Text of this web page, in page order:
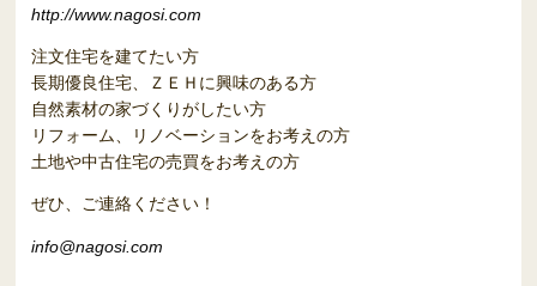
http://www.nagosi.com
注文住宅を建てたい方
長期優良住宅、ＺＥＨに興味のある方
自然素材の家づくりがしたい方
リフォーム、リノベーションをお考えの方
土地や中古住宅の売買をお考えの方
ぜひ、ご連絡ください！
info@nagosi.com